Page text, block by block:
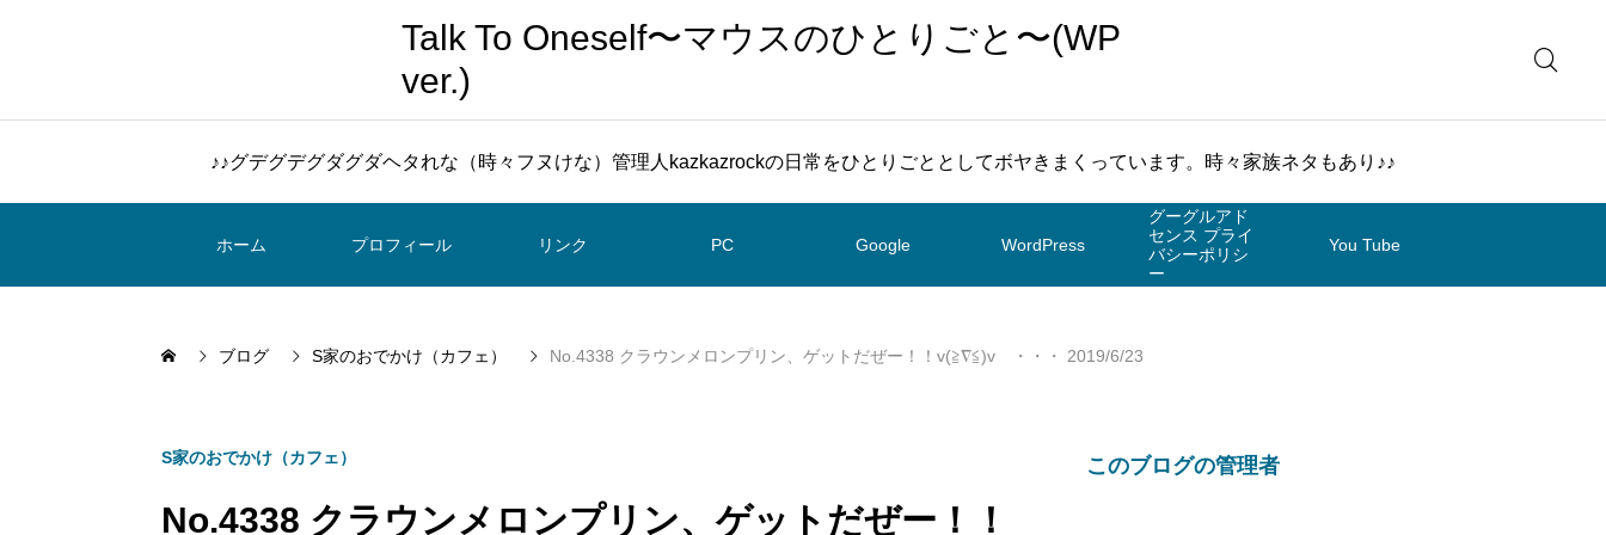
Talk To Oneself〜マウスのひとりごと〜(WP
ver.)
♪♪グデグデグダグダヘタれな（時々フヌけな）管理人kazkazrockの日常をひとりごととしてボヤきまくっています。時々家族ネタもあり♪♪
ホーム プロフィール リンク PC Google WordPress
グーグルアド
センス プライ
バシーポリシ
ー
You Tube
ブログ S家のおでかけ（カフェ） No.4338 クラウンメロンプリン、ゲットだぜー！！v(≧∇≦)v ・・・ 2019/6/23
S家のおでかけ（カフェ）
No.4338 クラウンメロンプリン、ゲットだぜー！！
このブログの管理者